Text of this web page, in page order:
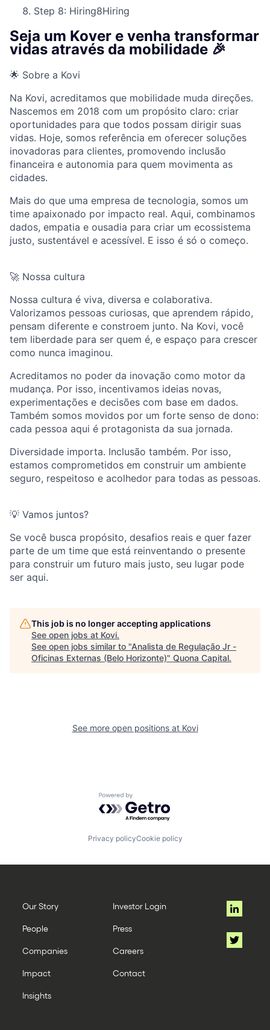
Step 8: Hiring8Hiring
Seja um Kover e venha transformar
vidas através da mobilidade 🎉
🌟 Sobre a Kovi
Na Kovi, acreditamos que mobilidade muda direções.
Nascemos em 2018 com um propósito claro: criar
oportunidades para que todos possam dirigir suas
vidas. Hoje, somos referência em oferecer soluções
inovadoras para clientes, promovendo inclusão
financeira e autonomia para quem movimenta as
cidades.
Mais do que uma empresa de tecnologia, somos um
time apaixonado por impacto real. Aqui, combinamos
dados, empatia e ousadia para criar um ecossistema
justo, sustentável e acessível. E isso é só o começo.
🚀 Nossa cultura
Nossa cultura é viva, diversa e colaborativa.
Valorizamos pessoas curiosas, que aprendem rápido,
pensam diferente e constroem junto. Na Kovi, você
tem liberdade para ser quem é, e espaço para crescer
como nunca imaginou.
Acreditamos no poder da inovação como motor da
mudança. Por isso, incentivamos ideias novas,
experimentações e decisões com base em dados.
Também somos movidos por um forte senso de dono:
cada pessoa aqui é protagonista da sua jornada.
Diversidade importa. Inclusão também. Por isso,
estamos comprometidos em construir um ambiente
seguro, respeitoso e acolhedor para todas as pessoas.
💡 Vamos juntos?
Se você busca propósito, desafios reais e quer fazer
parte de um time que está reinventando o presente
para construir um futuro mais justo, seu lugar pode
ser aqui.
This job is no longer accepting applications
See open jobs at Kovi.
See open jobs similar to "Analista de Regulação Jr -
Oficinas Externas (Belo Horizonte)" Quona Capital.
See more open positions at Kovi
Powered by Getro.com
Privacy policyCookie policy
Our Story
People
Companies
Impact
Insights
Investor Login
Press
Careers
Contact